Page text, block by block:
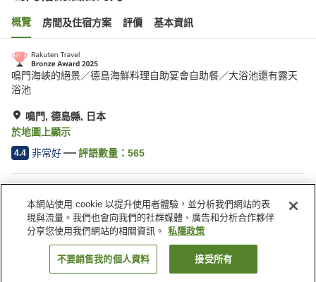
概覽 房間及住宿方案 評價 基本資訊
鳴門海峽的絕景／德島海鮮料理自助宴會自助餐／大浴池還有露天
浴池
鳴門, 德島縣, 日本
於地圖上顯示
4.4 非常好 評語數量： 565
停車場
按摩浴缸
桑拿
水療/美容院
日本 德島縣 鳴門 鳴門格蘭酒店海月
找客房
本網站使用 cookie 以提升使用者體驗，並分析我們網站的表
現與流量。我們也會向我們的社群媒體、廣告和分析合作夥伴
分享您使用我們網站的相關資訊。
私隱政策
不要銷售我的個人資料 接受所有